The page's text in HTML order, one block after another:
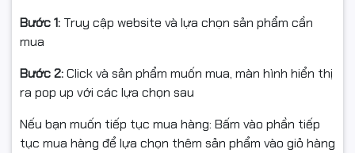
✅ Xuất hóa đơn VAT đầy đủ
✅ Bảo hành theo tiêu chuẩn nhà sản xuất
📌 Điều kiện hoàn hàng
Bước 1: Truy cập website và lựa chọn sản phẩm cần
mua
Bước 2:Click và sản phẩm muốn mua, màn hình hiển thị
ra pop up với các lựa chọn sau
Nếu bạn muốn tiếp tục mua hàng: Bấm vào phần tiếp
tục mua hàng để lựa chọn thêm sản phẩm vào giỏ hàng